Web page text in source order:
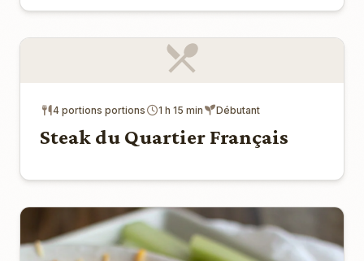
4 portions portions 1 h 15 min Débutant
Steak du Quartier Français